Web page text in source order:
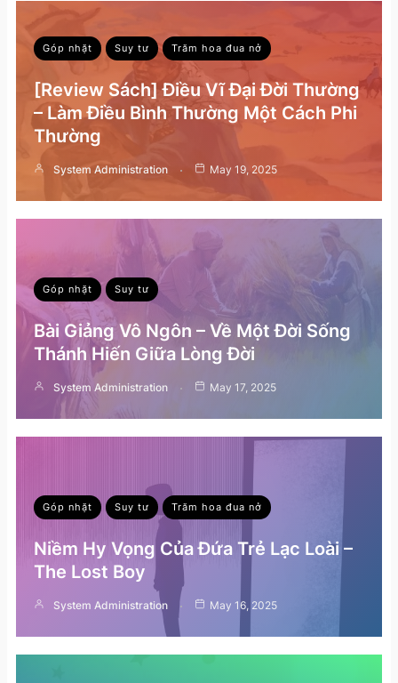
Góp nhặt Suy tư Trăm hoa đua nở
[Review Sách] Điều Vĩ Đại Đời Thường
– Làm Điều Bình Thường Một Cách Phi
Thường
System Administration May 19, 2025
Góp nhặt Suy tư
Bài Giảng Vô Ngôn – Về Một Đời Sống
Thánh Hiến Giữa Lòng Đời
System Administration May 17, 2025
Góp nhặt Suy tư Trăm hoa đua nở
Niềm Hy Vọng Của Đứa Trẻ Lạc Loài –
The Lost Boy
System Administration May 16, 2025